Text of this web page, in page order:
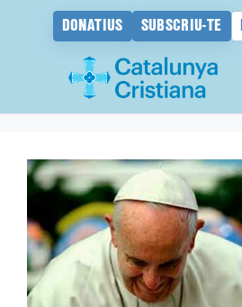
DONATIUS SUBSCRIU-TE
contingut